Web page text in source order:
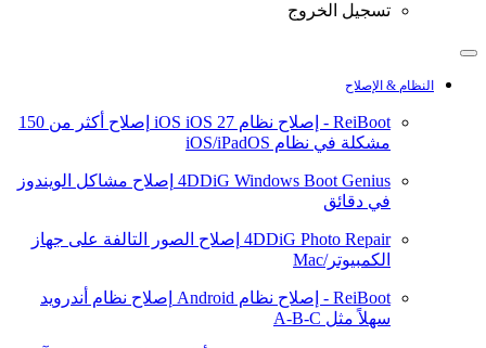
تسجيل الخروج
النظام & الإصلاح
ReiBoot - إصلاح نظام iOS iOS 27
إصلاح أكثر من 150
مشكلة في نظام iOS/iPadOS
4DDiG Windows Boot Genius إصلاح مشاكل الويندوز
في دقائق
4DDiG Photo Repair إصلاح الصور التالفة على جهاز
الكمبيوتر/Mac
ReiBoot - إصلاح نظام Android
إصلاح نظام أندرويد
سهلاً مثل A-B-C